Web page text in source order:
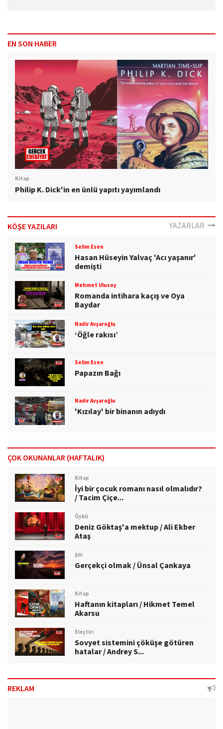
EN SON HABER
Kitap
Philip K. Dick'in en ünlü yapıtı yayımlandı
KÖŞE YAZILARI YAZARLAR
Selim Esen
Hasan Hüseyin Yalvaç 'Acı yaşanır'
demişti
Mehmet Ulusoy
Romanda intihara kaçış ve Oya
Baydar
Nadir Avşaroğlu
‘Öğle rakısı’
Selim Esen
Papazın Bağı
Nadir Avşaroğlu
'Kızılay' bir binanın adıydı
ÇOK OKUNANLAR (HAFTALIK)
Kitap
İyi bir çocuk romanı nasıl olmalıdır?
/ Tacim Çiçe...
Öykü
Deniz Göktaş'a mektup / Ali Ekber
Ataş
Şiir
Gerçekçi olmak / Ünsal Çankaya
Kitap
Haftanın kitapları / Hikmet Temel
Akarsu
Eleştiri
Sovyet sistemini çöküşe götüren
hatalar / Andrey S...
REKLAM